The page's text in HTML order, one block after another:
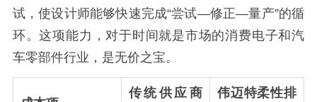
试，使设计师能够快速完成“尝试—修正—量产”的循
环。这项能力，对于时间就是市场的消费电子和汽
车零部件行业，是无价之宝。
传统供应商
伟迈特柔性排